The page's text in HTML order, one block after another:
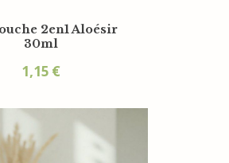
2en1 Aloésir
30ml
1,15 €